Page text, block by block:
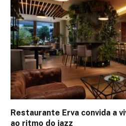
Restaurante Erva convida a
ao ritmo do jazz